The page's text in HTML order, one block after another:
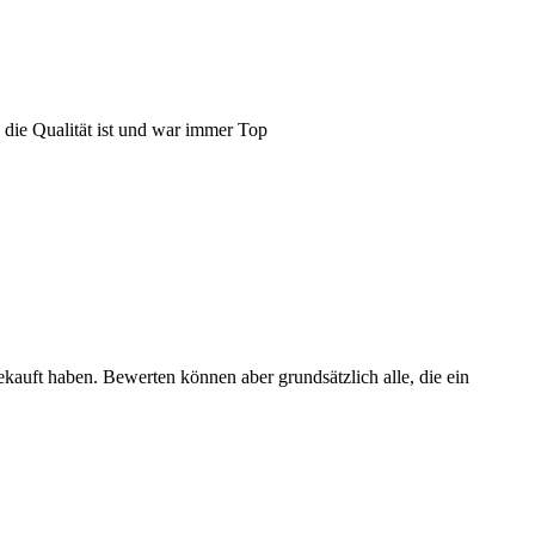
Qualität ist und war immer Top
haben. Bewerten können aber grundsätzlich alle, die ein